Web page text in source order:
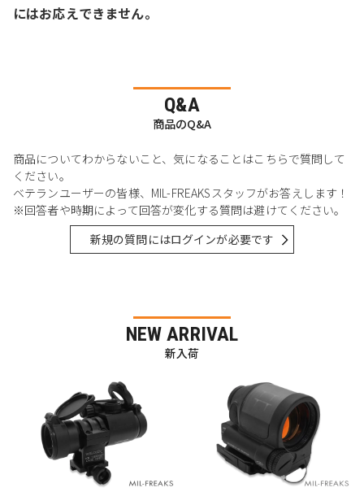
にはお応えできません。
Q&A
商品のQ&A
商品についてわからないこと、気になることはこちらで質問して
ください。
ベテランユーザーの皆様、MIL-FREAKSスタッフがお答えします！
※回答者や時期によって回答が変化する質問は避けてください。
新規の質問にはログインが必要です
NEW ARRIVAL
新入荷